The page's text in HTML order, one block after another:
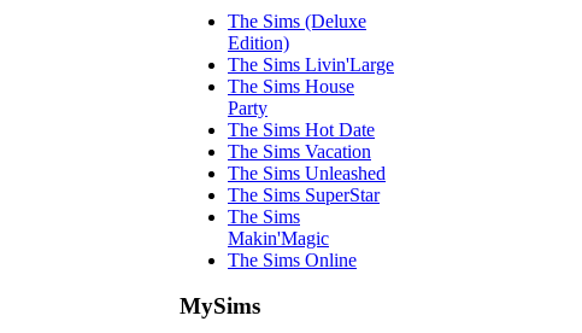
The Sims (Deluxe
Edition)
The Sims Livin'Large
The Sims House
Party
The Sims Hot Date
The Sims Vacation
The Sims Unleashed
The Sims SuperStar
The Sims
Makin'Magic
The Sims Online
MySims